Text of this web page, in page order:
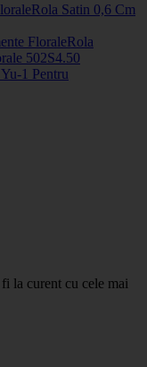
Rola Satin 0,6 Cm
Rola
502S4.50
Yu-1 Pentru
la curent cu cele mai